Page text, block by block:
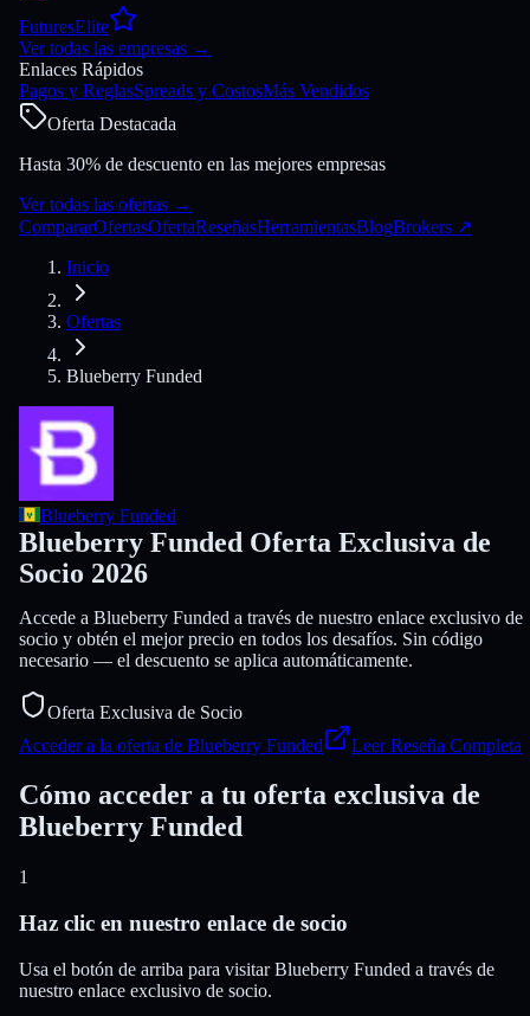
FuturesElite
Ver todas las empresas →
Enlaces Rápidos
Pagos y ReglasSpreads y CostosMás Vendidos
Oferta Destacada
Hasta 30% de descuento en las mejores empresas
Ver todas las ofertas →
CompararOfertasOfertaReseñasHerramientasBlogBrokers ↗
Inicio
Ofertas
Blueberry Funded
Blueberry Funded
Blueberry Funded Oferta Exclusiva de
Socio 2026
Accede a Blueberry Funded a través de nuestro enlace exclusivo de
socio y obtén el mejor precio en todos los desafíos. Sin código
necesario — el descuento se aplica automáticamente.
Oferta Exclusiva de Socio
Acceder a la oferta de Blueberry Funded
Leer Reseña Completa
Cómo acceder a tu oferta exclusiva de
Blueberry Funded
1
Haz clic en nuestro enlace de socio
Usa el botón de arriba para visitar Blueberry Funded a través de
nuestro enlace exclusivo de socio.